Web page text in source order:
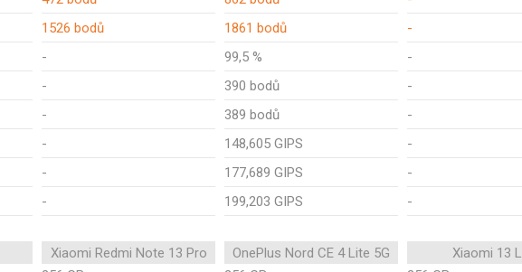
1526 bodů 1861 bodů
-
- 99,5 %
-
- 390 bodů
-
- 389 bodů
-
- 148,605 GIPS
-
- 177,689 GIPS
-
- 199,203 GIPS -
Xiaomi Redmi Note 13 Pro OnePlus Nord CE 4 Lite 5G
Xiaomi 13